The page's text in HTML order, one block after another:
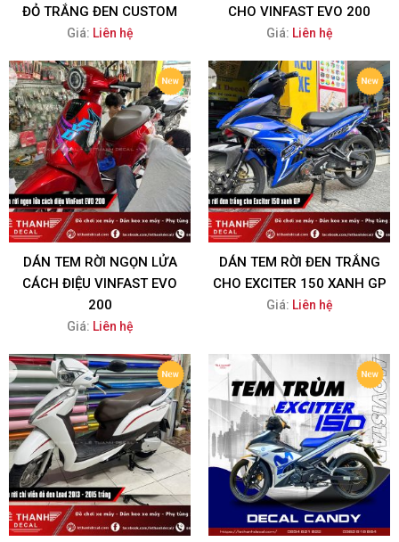
ĐỎ TRẮNG ĐEN CUSTOM
Giá: Liên hệ
CHO VINFAST EVO 200
Giá: Liên hệ
DÁN TEM RỜI NGỌN LỬA
CÁCH ĐIỆU VINFAST EVO
200
Giá: Liên hệ
DÁN TEM RỜI ĐEN TRẮNG
CHO EXCITER 150 XANH GP
Giá: Liên hệ